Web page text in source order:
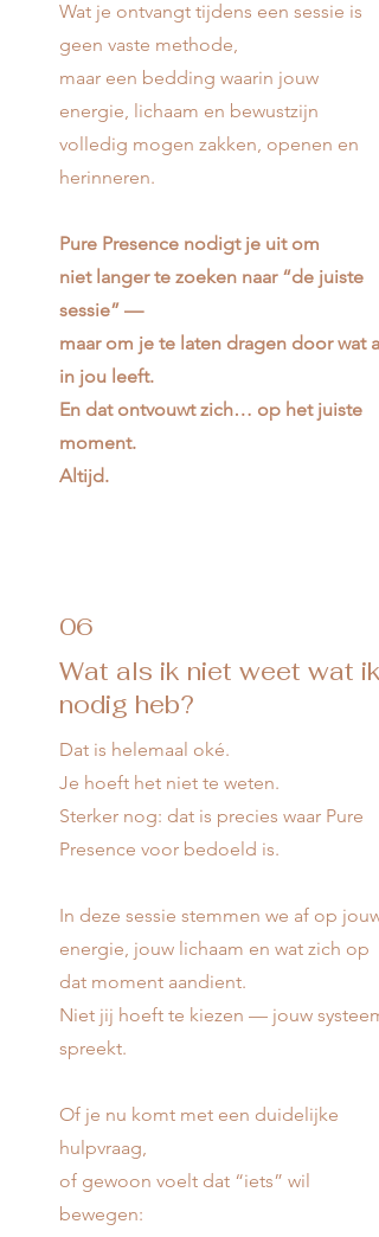
Wat je ontvangt tijdens een sessie is
geen vaste methode,
maar een bedding waarin jouw
energie, lichaam en bewustzijn
volledig mogen zakken, openen en
herinneren.
Pure Presence nodigt je uit om
niet langer te zoeken naar “de juiste
sessie” —
maar om je te laten dragen door wat al
in jou leeft.
En dat ontvouwt zich… op het juiste
moment.
Altijd.
06
Wat als ik niet weet wat ik
nodig heb?
Dat is helemaal oké.
Je hoeft het niet te weten.
Sterker nog: dat is precies waar Pure
Presence voor bedoeld is.
In deze sessie stemmen we af op jouw
energie, jouw lichaam en wat zich op
dat moment aandient.
Niet jij hoeft te kiezen — jouw systeem
spreekt.
Of je nu komt met een duidelijke
hulpvraag,
of gewoon voelt dat “iets” wil
bewegen: